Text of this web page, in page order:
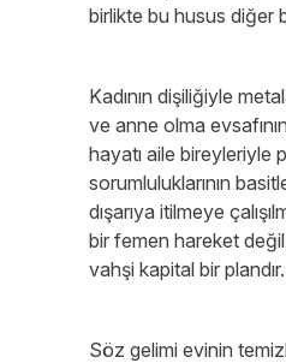
birlikte bu husus diğer
Kadının dişiliğiyle
ve anne olma
hayatı aile bireyleriyle
sorumluluklarının
dışarıya itilmeye
bir femen hareket
vahşi kapital bir plandır.
Söz gelimi evinin